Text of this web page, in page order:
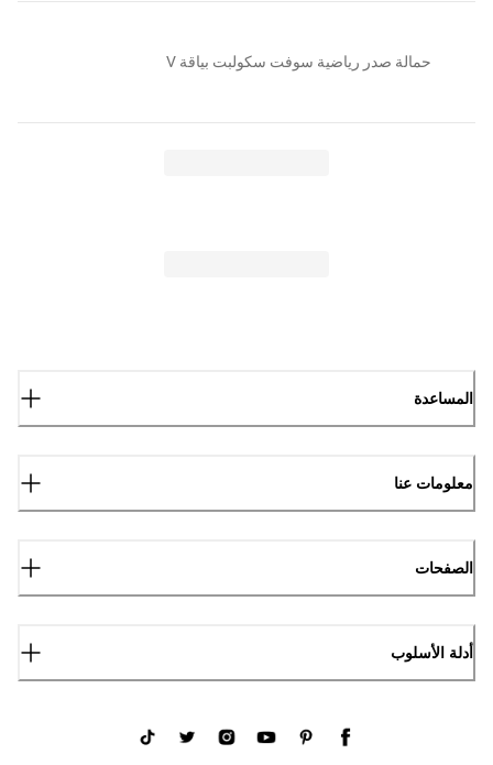
حمالة صدر رياضية سوفت سكولبت بياقة V
المساعدة
معلومات عنا
الصفحات
أدلة الأسلوب